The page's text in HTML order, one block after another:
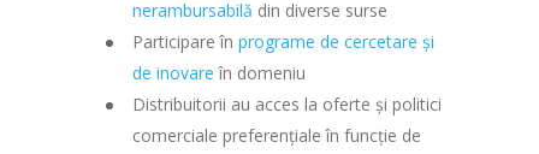
nerambursabilă din diverse surse
Participare în programe de cercetare și
de inovare în domeniu
Distribuitorii au acces la oferte și politici
comerciale preferențiale în funcție de